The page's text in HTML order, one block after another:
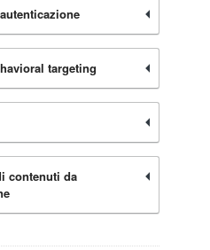
targeting
contenuti da